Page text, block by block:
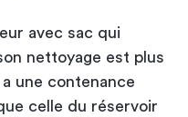
avec sac qui
nettoyage est plus
une contenance
celle du réservoir